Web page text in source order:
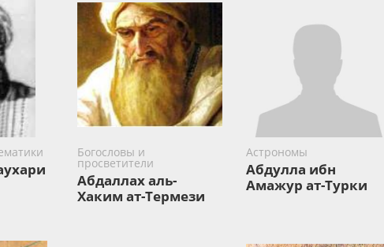
Богословы и
просветители
Абдаллах аль-
Хаким ат-Термези
Астрономы
Абдулла ибн
Амажур ат-Турки